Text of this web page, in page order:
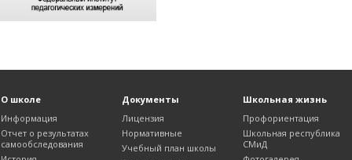
О школе
Информация
Отчет о результатах
самообследования
Документы
Лицензия
Нормативные
Учебный план школы
Школьная жизнь
Профориентация
Школьная республика
СМиД